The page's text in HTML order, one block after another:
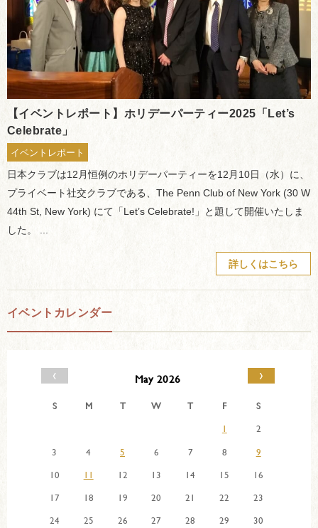
【イベントレポート】ホリデーパーティー2025「Let’s
Celebrate」
イベントレポート
日本クラブは12月恒例のホリデーパーティーを12月10日（水）に、
プライベート社交クラブである、The Penn Club of New York (30 W
44th St, New York) にて「Let’s Celebrate!」と題して開催いたしま
した。 ...
詳しくはこちら
イベントカレンダー
‹ May 2026 ›
S M T W T F
S
1
2
3
4 5 6 7 8
9
10
11 12 13 14 15
16
17
18 19 20 21 22
23
24
25 26 27 28 29
30